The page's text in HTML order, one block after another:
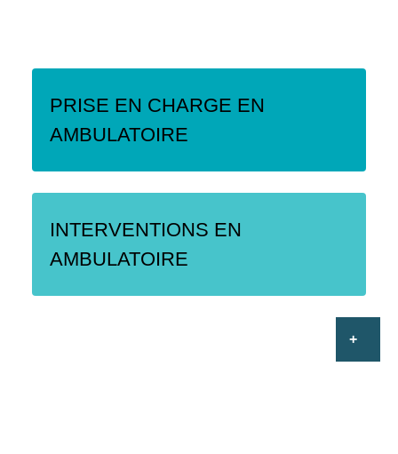
PRISE EN CHARGE EN
AMBULATOIRE
INTERVENTIONS EN
AMBULATOIRE